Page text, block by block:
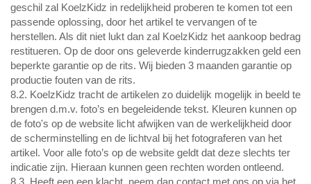
geschil zal KoelzKidz in redelijkheid proberen te komen tot een
passende oplossing, door het artikel te vervangen of te
herstellen. Als dit niet lukt dan zal KoelzKidz het aankoop bedrag
restitueren. Op de door ons geleverde kinderrugzakken geld een
beperkte garantie op de rits. Wij bieden 3 maanden garantie op
productie fouten van de rits.
8.2. KoelzKidz tracht de artikelen zo duidelijk mogelijk in beeld te
brengen d.m.v. foto’s en begeleidende tekst. Kleuren kunnen op
de foto's op de website licht afwijken van de werkelijkheid door
de scherminstelling en de lichtval bij het fotograferen van het
artikel. Voor alle foto’s op de website geldt dat deze slechts ter
indicatie zijn. Hieraan kunnen geen rechten worden ontleend.